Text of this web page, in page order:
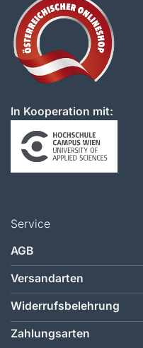
In Kooperation mit:
Service
AGB
Versandarten
Widerrufsbelehrung
Zahlungsarten